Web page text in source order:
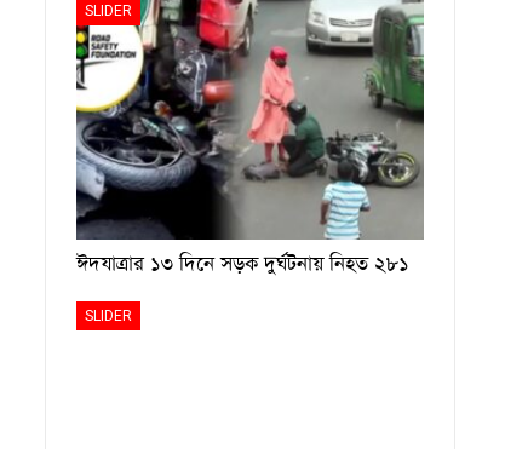
SLIDER
ঈদযাত্রার ১৩ দিনে সড়ক দুর্ঘটনায় নিহত ২৮১
SLIDER